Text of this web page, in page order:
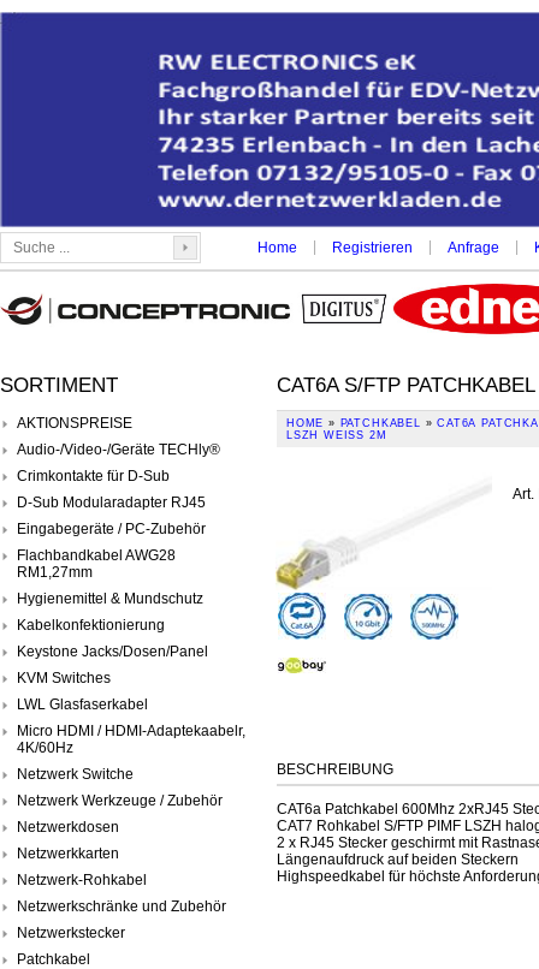
Home Registrieren Anfrage
SORTIMENT
AKTIONSPREISE
Audio-/Video-/Geräte TECHly®
Crimkontakte für D-Sub
D-Sub Modularadapter RJ45
Eingabegeräte / PC-Zubehör
Flachbandkabel AWG28
RM1,27mm
Hygienemittel & Mundschutz
Kabelkonfektionierung
Keystone Jacks/Dosen/Panel
KVM Switches
LWL Glasfaserkabel
Micro HDMI / HDMI-Adaptekaabelr,
4K/60Hz
Netzwerk Switche
Netzwerk Werkzeuge / Zubehör
Netzwerkdosen
Netzwerkkarten
Netzwerk-Rohkabel
Netzwerkschränke und Zubehör
Netzwerkstecker
Patchkabel
CAT6A S/FTP
HOME » PATCHKABEL »CAT6A
LSZH WEISS 2M
Art.
BESCHREIBUNG
CAT6a Patchkabel 600Mhz 2xRJ45
CAT7 Rohkabel S/FTP PIMF LSZH
2 x RJ45 Stecker geschirmt mit
Längenaufdruck auf beiden Steckern
Highspeedkabel für höchste